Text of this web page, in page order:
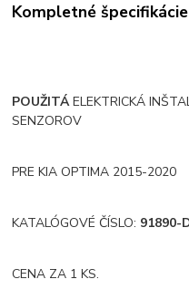
Kompletné špecifikácie
POUŽITÁELEKTRICKÁ
SENZOROV
PRE KIA OPTIMA 2015-2020
KATALÓGOVÉ ČÍSLO: 91890-
CENA ZA 1 KS.